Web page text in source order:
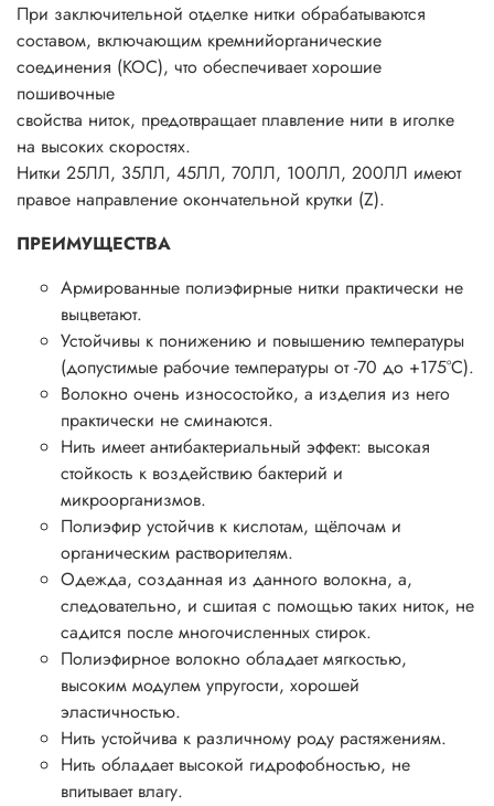
При заключительной отделке нитки обрабатываются
составом, включающим кремнийорганические
соединения (КОС), что обеспечивает хорошие
пошивочные
свойства ниток, предотвращает плавление нити в иголке
на высоких скоростях.
Нитки 25ЛЛ, 35ЛЛ, 45ЛЛ, 70ЛЛ, 100ЛЛ, 200ЛЛ имеют
правое направление окончательной крутки (Z).
ПРЕИМУЩЕСТВА
Армированные полиэфирные нитки практически не
выцветают.
Устойчивы к понижению и повышению температуры
(допустимые рабочие температуры от -70 до +175°С).
Волокно очень износостойко, а изделия из него
практически не сминаются.
Нить имеет антибактериальный эффект: высокая
стойкость к воздействию бактерий и
микроорганизмов.
Полиэфир устойчив к кислотам, щёлочам и
органическим растворителям.
Одежда, созданная из данного волокна, а,
следовательно, и сшитая с помощью таких ниток, не
садится после многочисленных стирок.
Полиэфирное волокно обладает мягкостью,
высоким модулем упругости, хорошей
эластичностью.
Нить устойчива к различному роду растяжениям.
Нить обладает высокой гидрофобностью, не
впитывает влагу.